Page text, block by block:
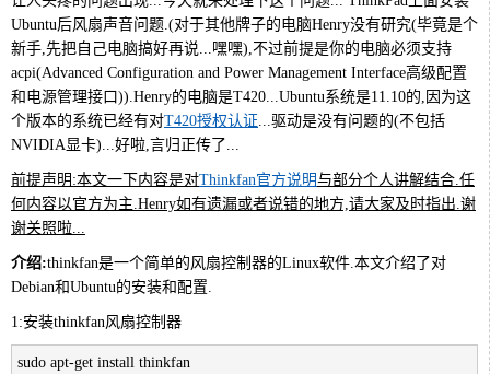
Ubuntu后风扇声音问题.(对于其他牌子的电脑Henry没有研究(毕竟是个
新手,先把自己电脑搞好再说...嘿嘿),不过前提是你的电脑必须支持
acpi(Advanced Configuration and Power Management Interface高级配置
和电源管理接口)).Henry的电脑是T420...Ubuntu系统是11.10的,因为这
个版本的系统已经有对T420授权认证 ...驱动是没有问题的(不包括
NVIDIA显卡)...好啦,言归正传了...
前提声明:本文一下内容是对Thinkfan官方说明与部分个人讲解结合.任
何内容以官方为主. Henry如有遗漏或者说错的地方,请大家及时指出.谢
谢关照啦...
介绍:thinkfan是一个简单的风扇控制器的Linux软件.本文介绍了对
Debian和Ubuntu的安装和配置.
1:安装thinkfan风扇控制器
sudo apt-get install thinkfan